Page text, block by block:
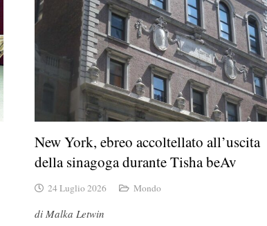
New York, ebreo accoltellato all’uscita
della sinagoga durante Tisha beAv
24 Luglio 2026 Mondo
di Malka Letwin